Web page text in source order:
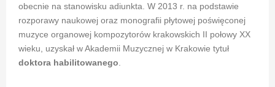
obecnie na stanowisku adiunkta. W 2013 r. na podstawie
rozporawy naukowej oraz monografii płytowej poświęconej
muzyce organowej kompozytorów krakowskich II połowy XX
wieku, uzyskał w Akademii Muzycznej w Krakowie tytuł
doktora habilitowanego